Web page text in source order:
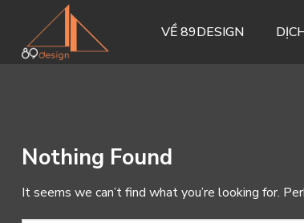
content
VỀ 89DESIGN
Nothing Found
It seems we can’t find what you’re looking for.